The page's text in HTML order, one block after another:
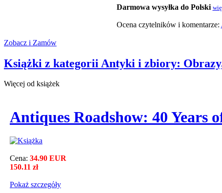
Darmowa wysyłka do Polski
Ocena czytelnikόw i komentarze:
Zobacz i Zamów
Książki z kategorii Antyki i zbiory:
Więcej od książek
Antiques Roadshow: 40 Years
Cena: 34.90 EUR
150.11 zł
Pokaż szczegόły